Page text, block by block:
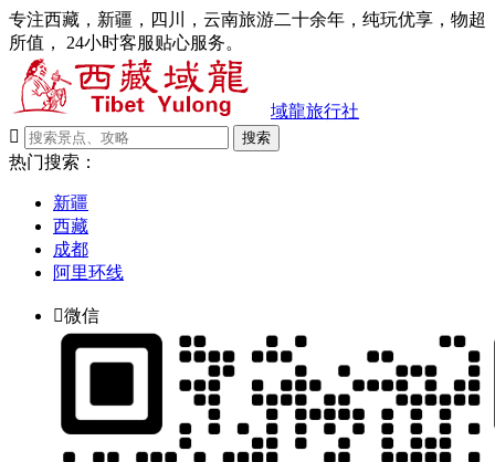
专注西藏，新疆，四川，云南旅游二十余年，纯玩优享，物超
所值， 24小时客服贴心服务。
域龍旅行社

搜索
热门搜索：
新疆
西藏
成都
阿里环线
微信